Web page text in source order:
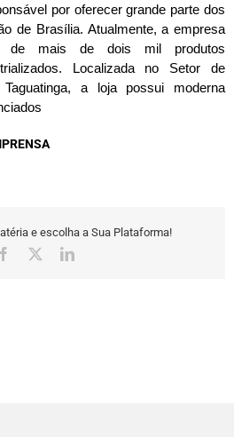
por oferecer grande parte dos
de Brasília. Atualmente, a empresa
de mais de dois mil produtos
Localizada no Setor de
a loja possui moderna
e escolha a Sua Plataforma!
Facebook LinkedIn